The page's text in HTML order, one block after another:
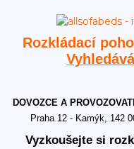
Rozkládací
DOVOZCE A
Praha 12 - Kamýk, 142
Vyzkoušejte si